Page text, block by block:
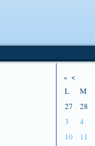
« <
L
M
27
28
3
4
10
11